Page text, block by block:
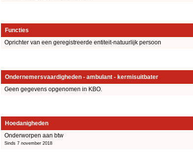
Functies
Oprichter van een geregistreerde entiteit-natuurlijk persoon
Ondernemersvaardigheden - ambulant - kermisuitbater
Geen gegevens opgenomen in KBO.
Hoedanigheden
Onderworpen aan btw
Sinds 7 november 2018